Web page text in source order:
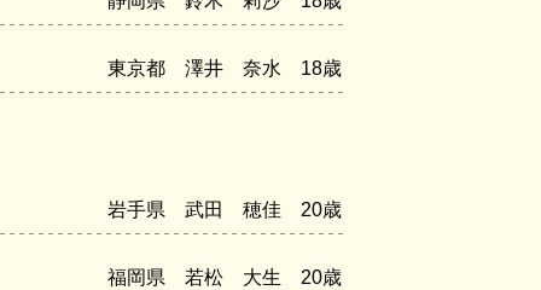
東京都 澤井 奈水 18歳
岩手県 武田 穂佳 20歳
福岡県 若松 大生 20歳